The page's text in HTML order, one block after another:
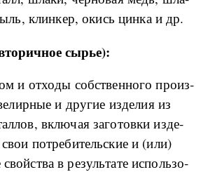
клин­кер, окись ци­н­ка и др.
сы­рье):
и от­хо­ды соб­ствен­но­го про­из­
и дру­гие из­де­лия из
вклю­чая за­го­то­в­ки из­де­
по­тре­би­тель­ские и (и­ли)
в ре­зуль­та­те ис­поль­зо­